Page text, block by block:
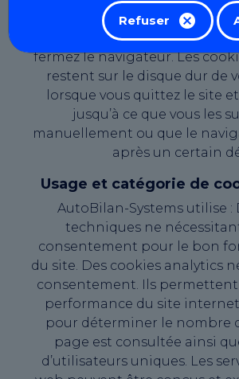
Refuser
cookies de session sont actifs
visite uniquement et
fermez le navigateur. Les
restent sur le disque dur de
lorsque vous quittez le site
jusqu’à ce que vous les
manuellement ou que le
après un certain
Usage et catégorie de
AutoBilan-Systems utilise :
techniques ne
consentement pour le bon
du site. Des cookies analytics
consentement. Ils permettent
performance du site
pour déterminer le nombre
page est consultée ainsi
d’utilisateurs uniques. Les